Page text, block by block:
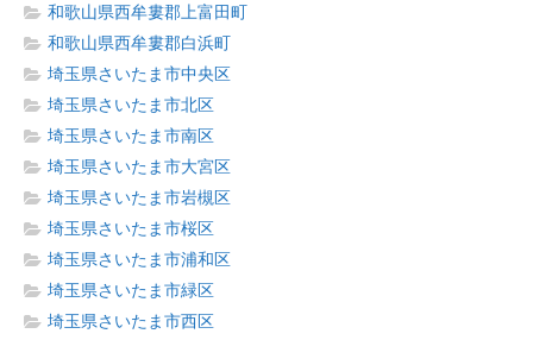
和歌山県西牟婁郡上富田町
和歌山県西牟婁郡白浜町
埼玉県さいたま市中央区
埼玉県さいたま市北区
埼玉県さいたま市南区
埼玉県さいたま市大宮区
埼玉県さいたま市岩槻区
埼玉県さいたま市桜区
埼玉県さいたま市浦和区
埼玉県さいたま市緑区
埼玉県さいたま市西区